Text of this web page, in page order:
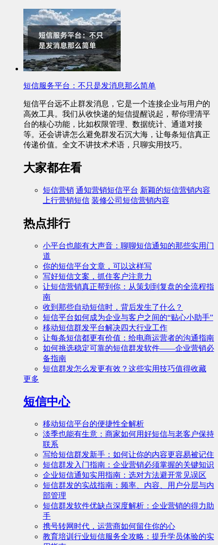
短信服务平台：不只是发消息那么简单
短信平台远不止群发消息，它是一个连接企业与用户的
高效工具。我们从收快递的短信提醒说起，帮你理清平
台的核心功能，比如权限管理、数据统计、通道对接
等。还会讲讲怎么避免群发石沉大海，让每条短信真正
传递价值。全文不讲技术术语，只聊实用技巧。
大家都在看
短信营销 通知营销短信平台 新颖的短信营销内容
上行营销短信 装修公司短信营销内容
热点排行
小平台也能有大声音：聊聊短信通知的那些实用门
道
你的短信平台文章，可以这样写
写好短信文案，抓住客户注意力
让短信营销真正帮到你：从策划到复盘的全流程指
南
收到那些自动短信时，背后发生了什么？
短信平台如何成为企业与客户之间的“贴心小助手”
移动短信群发平台解决四大行业工作
让每条短信都更有价值：给电商运营者的沟通指南
如何挑选稳定可靠的短信群发软件——企业营销必
备指南
短信群发怎么发更有效？这些实用技巧值得收藏
更多
短信中心
移动短信平台的便捷性全解析
淡季也能有生意：商家如何用好短信与老客户保持
联系
写给短信群发新手：如何让你的内容更容易被记住
短信群发入门指南：企业营销必须掌握的关键知识
企业短信通知实用指南：选对方法避开常见误区
短信群发的实战指南：频率、内容、用户分层与内
部管理
短信群发软件优缺点深度解析：企业营销的得力助
手
携号转网时代，运营商如何留住你的心
教育培训行业短信服务全攻略：提升学员体验的实